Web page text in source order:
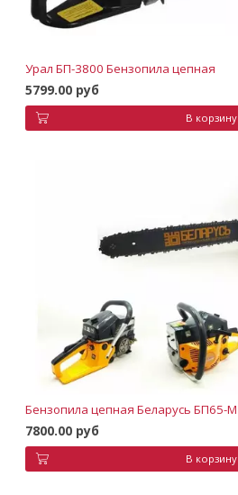
Урал БП-3800 Бензопила цепная
5799.00 руб
В корзину
Бензопила цепная Беларусь БП65-М
7800.00 руб
В корзину